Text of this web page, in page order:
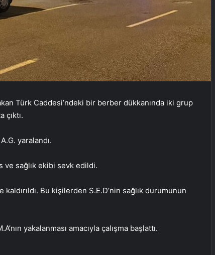
Türk Caddesi’ndeki bir berber dükkanında iki grup
çıktı.
yaralandı.
sağlık ekibi sevk edildi.
Bu kişilerden S.E.D’nin sağlık durumunun
yakalanması amacıyla çalışma başlattı.